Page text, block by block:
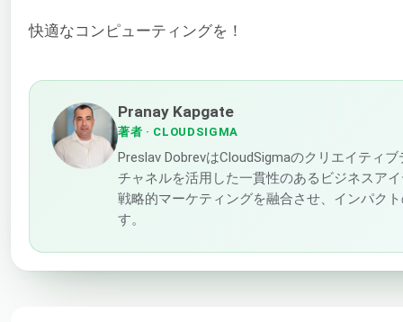
快適なコンピューティングを！
Pranay Kapgate
著者 · CLOUDSIGMA
Preslav DobrevはCloudSigmaのクリエイティ
チャネルを活用した一貫性のあるビジネスア
戦略的マーケティングを融合させ、インパク
す。